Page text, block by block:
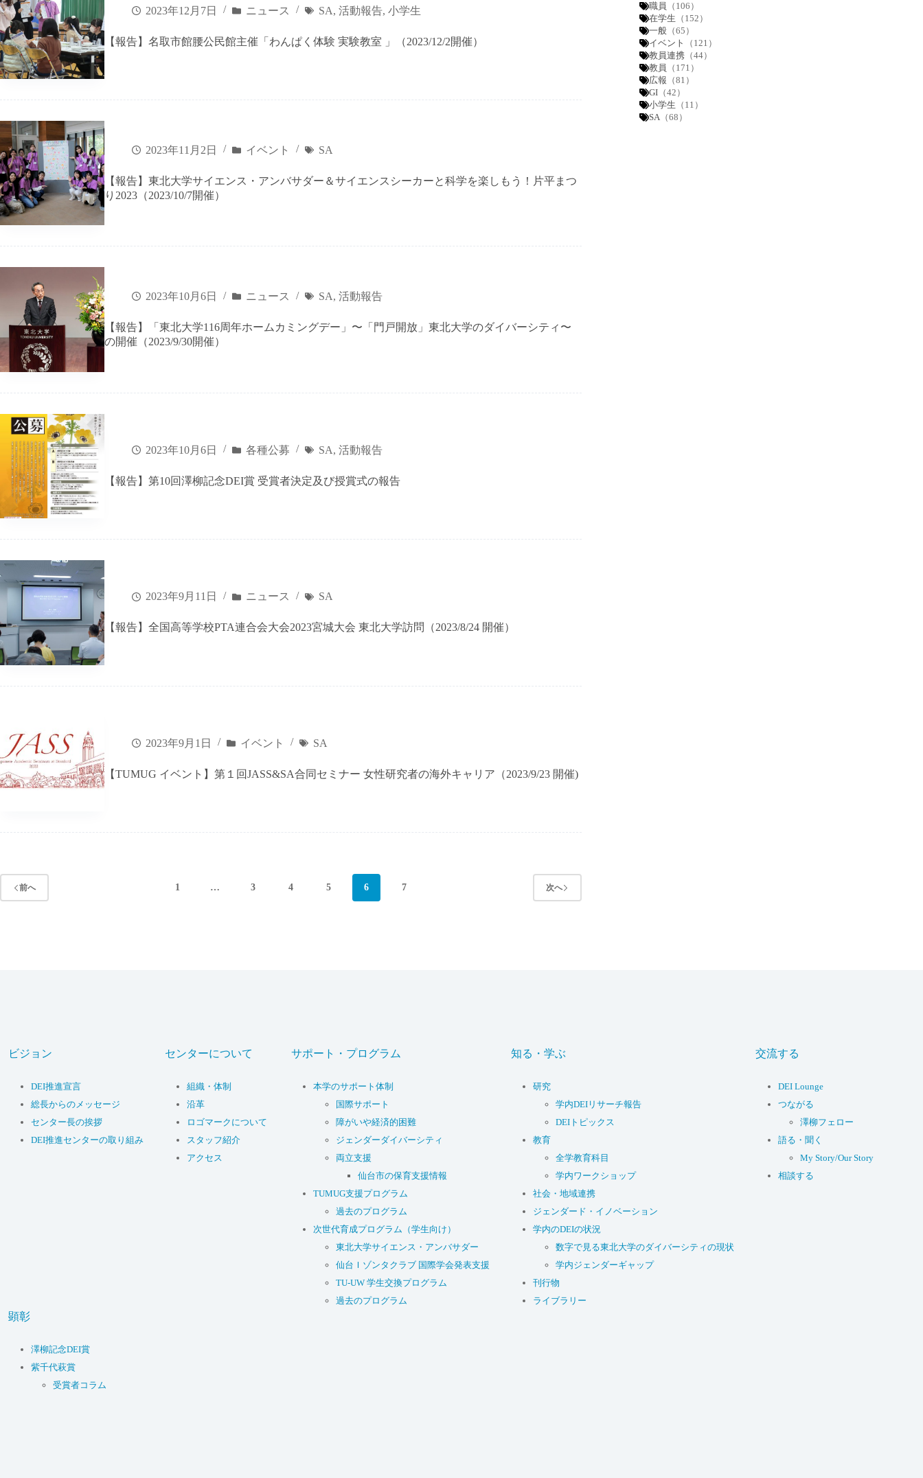
2023年12月7日 ニュース SA,活動報告,小学生
【報告】名取市館腰公民館主催「わんぱく体験 実験教室 」（2023/12/2開催）
2023年11月2日 イベント SA
【報告】東北大学サイエンス・アンバサダー＆サイエンスシーカーと科学を楽しもう！片平まつ
り2023（2023/10/7開催）
2023年10月6日 ニュース SA,活動報告
【報告】「東北大学116周年ホームカミングデー」〜「門戸開放」東北大学のダイバーシティ〜
の開催（2023/9/30開催）
2023年10月6日 各種公募 SA,活動報告
【報告】第10回澤柳記念DEI賞 受賞者決定及び授賞式の報告
2023年9月11日 ニュース SA
【報告】全国高等学校PTA連合会大会2023宮城大会 東北大学訪問（2023/8/24 開催）
2023年9月1日 イベント SA
【TUMUG イベント】第１回JASS&SA合同セミナー 女性研究者の海外キャリア（2023/9/23 開催)
前へ 1 … 3 4 5 6 7 次へ
職員
（106）
在学生 （152）
一般 （65）
イベント
（121）
教員連携 （44）
教員
（171）
広報 （81）
GI （42）
小学生 （11）
SA （68）
ビジョン
DEI推進宣言
総長からのメッセージ
センター長の挨拶
DEI推進センターの取り組み
センターについて
組織・体制
沿革
ロゴマークについて
スタッフ紹介
アクセス
サポート・プログラム
本学のサポート体制
国際サポート
障がいや経済的困難
ジェンダーダイバーシティ
両立支援
仙台市の保育支援情報
TUMUG支援プログラム
過去のプログラム
次世代育成プログラム（学生向け）
東北大学サイエンス・アンバサダー
仙台Ｉゾンタクラブ 国際学会発表支援
TU-UW 学生交換プログラム
過去のプログラム
知る・学ぶ
研究
学内DEIリサーチ報告
DEIトピックス
教育
全学教育科目
学内ワークショップ
社会・地域連携
ジェンダード・イノベーション
学内のDEIの状況
数字で見る東北大学のダイバーシティの現状
学内ジェンダーギャップ
刊行物
ライブラリー
交流する
DEI Lounge
つながる
澤柳フェロー
語る・聞く
My Story/Our Story
相談する
顕彰
澤柳記念DEI賞
紫千代萩賞
受賞者コラム